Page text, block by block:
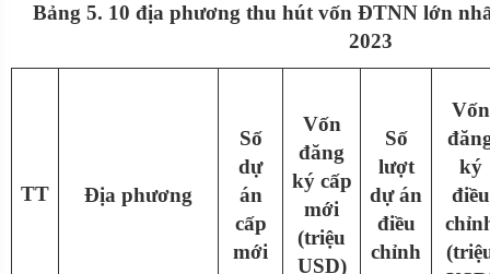
Bảng 5. 10 địa phương thu hút vốn ĐTNN lớn
2023
TT Địa phương
Số
dự
án
cấp
mới
Vốn
đăng
ký cấp
mới
(triệu
USD)
Số
lượt
dự án
điều
chỉnh
Vốn
ký
điều